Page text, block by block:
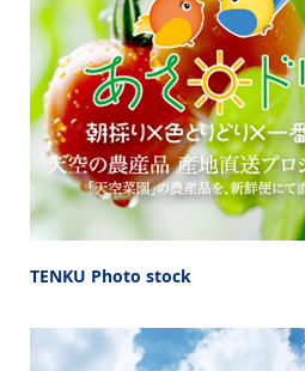
TENKU Photo stock